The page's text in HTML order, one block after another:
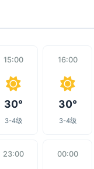
15:00
30°
3-4级
16:00
30°
3-4级
23:00 00:00